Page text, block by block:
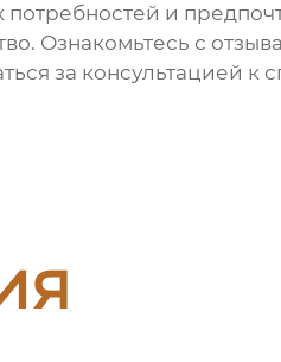
и
Ознакомьтесь с
за консультацией к